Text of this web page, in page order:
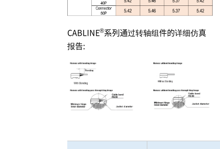
CABLINE®系列通过转轴组件的详细仿真
报告: